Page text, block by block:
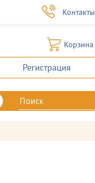
Контакты
Корзина
Регистрация